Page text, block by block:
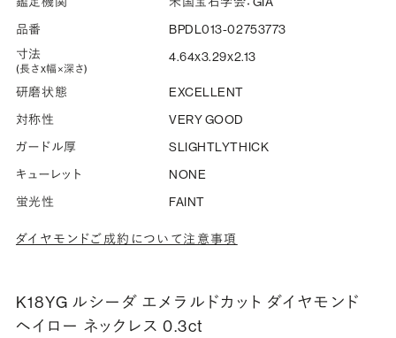
品番
BPDL013-02753773
寸法
(長さx幅×深さ)
4.64x3.29x2.13
研磨状態
EXCELLENT
対称性
VERY GOOD
ガードル厚
SLIGHTLYTHICK
キューレット
NONE
蛍光性
FAINT
ダイヤモンドご成約について注意事項
K18YG ルシーダ エメラルドカット ダイヤモンド
ヘイロー ネックレス 0.3ct